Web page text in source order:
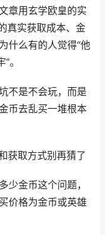
章用玄学欧皇的实
真实获取成本、金
什么有的人觉得“他
。
不是不会玩，而是
币去乱买一堆根本
获取方式别再猜了
少金币这个问题，
价格为金币或英雄